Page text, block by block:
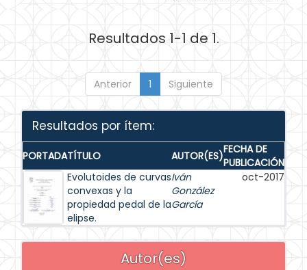
Resultados 1-1 de 1.
Anterior 1 Siguiente
Resultados por ítem:
PORTADATÍTULO AUTOR(ES)FECHA DE
PUBLICACIÓN
Evolutoides de curvas
convexas y la
propiedad pedal de la
elipse.
Iván
González
García
oct-2017
Autor(es)